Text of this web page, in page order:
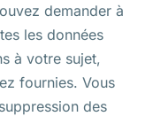
demander à
les données
à votre sujet,
fournies. Vous
des